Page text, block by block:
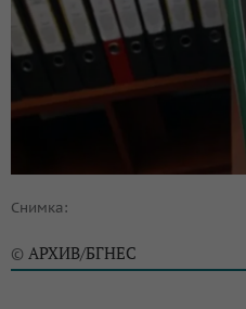
Снимка:
© АРХИВ/БГНЕС